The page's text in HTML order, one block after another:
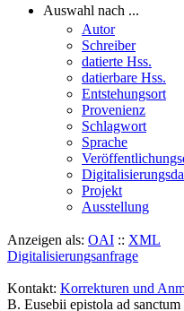
Auswahl nach ...
Autor
Schreiber
datierte Hss.
datierbare Hss.
Entstehungsort
Provenienz
Schlagwort
Sprache
Projekt
Ausstellung
Anzeigen als: OAI :: XML
Digitalisierungsanfrage
Kontakt: Korrekturen und
B. Eusebii epistola ad